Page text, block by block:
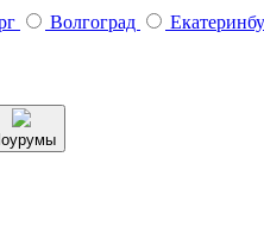
Волгоград